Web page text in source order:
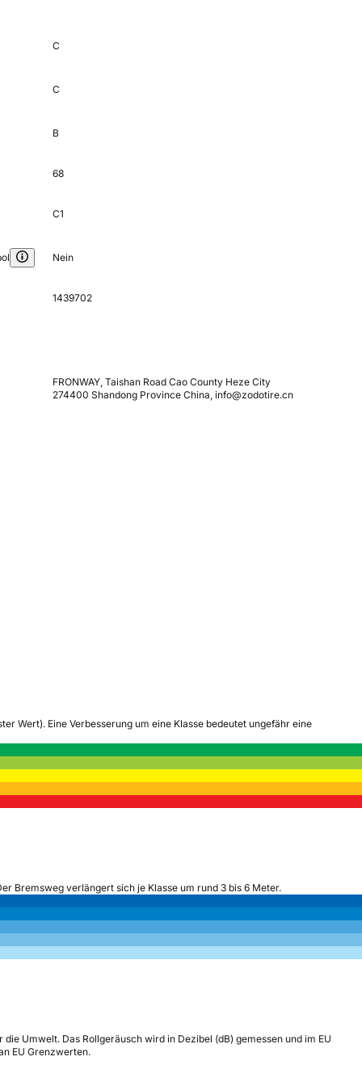
C
C
B
68
C1
Nein
1439702
FRONWAY, Taishan Road Cao County Heze City
274400 Shandong Province China, info@zodotire.cn
Wert). Eine Verbesserung um eine Klasse bedeutet ungefähr eine
Bremsweg verlängert sich je Klasse um rund 3 bis 6 Meter.
Umwelt. Das Rollgeräusch wird in Dezibel (dB) gemessen und im EU
EU Grenzwerten.